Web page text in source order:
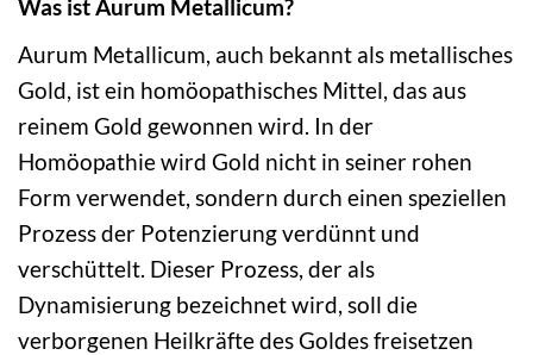
Was ist Aurum Metallicum?
Aurum Metallicum, auch bekannt als metallisches
Gold, ist ein homöopathisches Mittel, das aus
reinem Gold gewonnen wird. In der
Homöopathie wird Gold nicht in seiner rohen
Form verwendet, sondern durch einen speziellen
Prozess der Potenzierung verdünnt und
verschüttelt. Dieser Prozess, der als
Dynamisierung bezeichnet wird, soll die
verborgenen Heilkräfte des Goldes freisetzen